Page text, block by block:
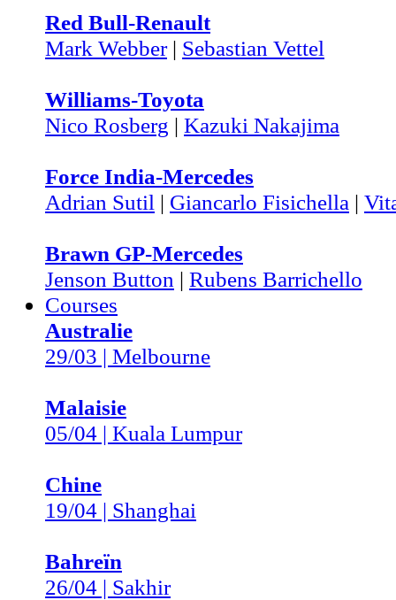
Red Bull-Renault
Mark Webber| Sebastian Vettel
Williams-Toyota
Nico Rosberg | Kazuki Nakajima
Force India-Mercedes
Adrian Sutil | Giancarlo Fisichella |
Brawn GP-Mercedes
Jenson Button | Rubens Barrichello
Courses
Australie
29/03 | Melbourne
Malaisie
05/04 | Kuala Lumpur
Chine
19/04 | Shanghai
Bahreïn
26/04 | Sakhir